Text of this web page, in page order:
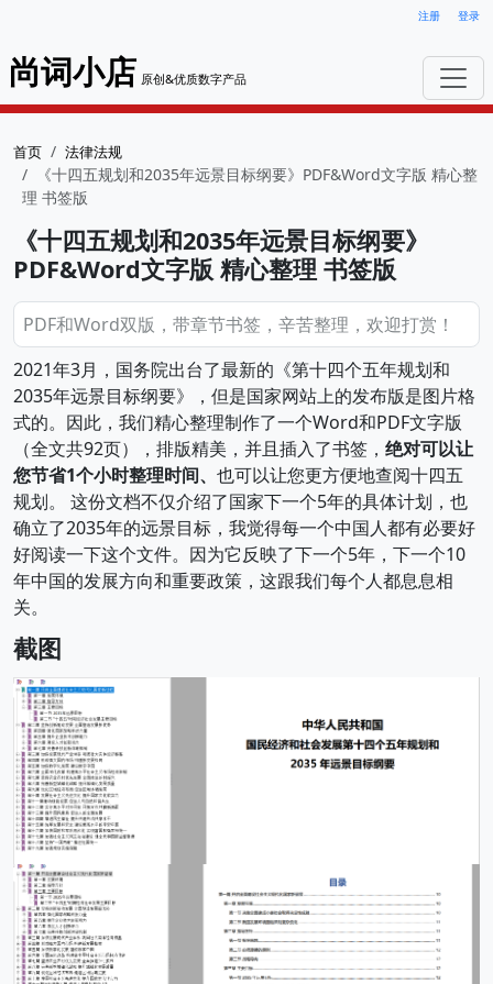
注册 登录
尚词小店 原创&优质数字产品
首页 法律法规
《十四五规划和2035年远景目标纲要》PDF&Word文字版 精心整
理 书签版
《十四五规划和2035年远景目标纲要》
PDF&Word文字版 精心整理 书签版
PDF和Word双版，带章节书签，辛苦整理，欢迎打赏！
2021年3月，国务院出台了最新的《第十四个五年规划和
2035年远景目标纲要》，但是国家网站上的发布版是图片格
式的。因此，我们精心整理制作了一个Word和PDF文字版
（全文共92页），排版精美，并且插入了书签， 绝对可以让
您节省1个小时整理时间、 也可以让您更方便地查阅十四五
规划。 这份文档不仅介绍了国家下一个5年的具体计划，也
确立了2035年的远景目标，我觉得每一个中国人都有必要好
好阅读一下这个文件。因为它反映了下一个5年，下一个10
年中国的发展方向和重要政策，这跟我们每个人都息息相
关。
截图